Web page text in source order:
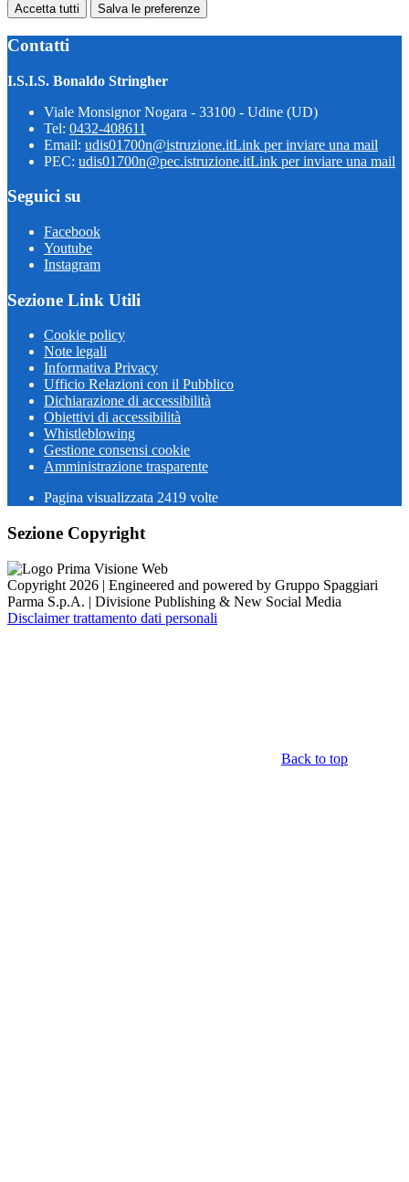
Accetta tutti Salva le preferenze
Contatti
I.S.I.S. Bonaldo Stringher
Viale Monsignor Nogara - 33100 - Udine (UD)
Tel: 0432-408611
Email: udis01700n@istruzione.itLink per inviare una mail
PEC: udis01700n@pec.istruzione.itLink per inviare una mail
Seguici su
Facebook
Youtube
Instagram
Sezione Link Utili
Cookie policy
Note legali
Informativa Privacy
Ufficio Relazioni con il Pubblico
Dichiarazione di accessibilità
Obiettivi di accessibilità
Whistleblowing
Gestione consensi cookie
Amministrazione trasparente
Pagina visualizzata 2419 volte
Sezione Copyright
Copyright 2026 | Engineered and powered by Gruppo Spaggiari
Parma S.p.A. | Divisione Publishing & New Social Media
Disclaimer trattamento dati personali
Back to top